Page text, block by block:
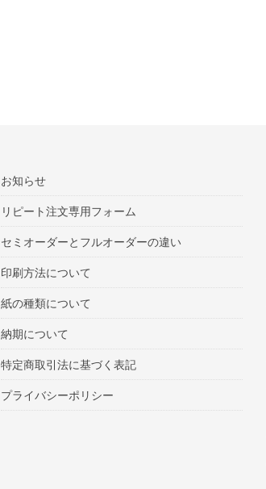
お知らせ
リピート注文専用フォーム
セミオーダーとフルオーダーの違い
印刷方法について
紙の種類について
納期について
特定商取引法に基づく表記
プライバシーポリシー